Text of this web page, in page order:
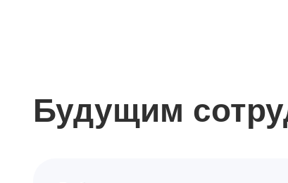
Будущим